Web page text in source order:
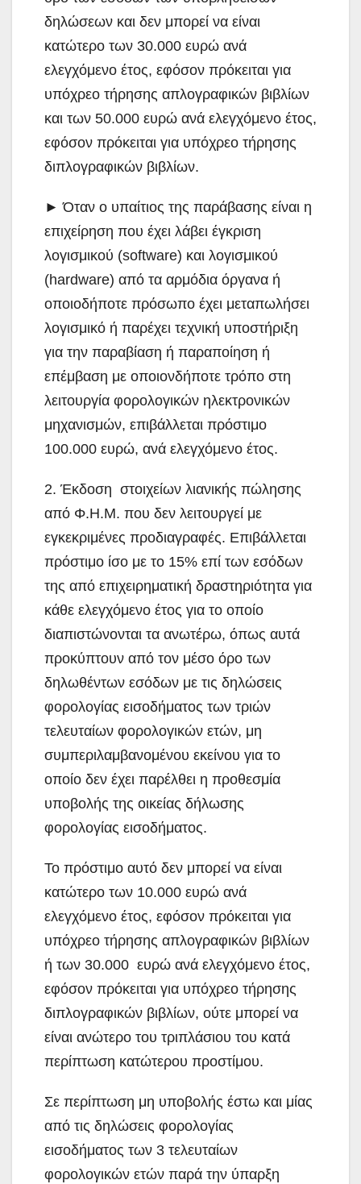
δηλώσεων και δεν μπορεί να είναι
κατώτερο των 30.000 ευρώ ανά
ελεγχόμενο έτος, εφόσον πρόκειται για
υπόχρεο τήρησης απλογραφικών βιβλίων
και των 50.000 ευρώ ανά ελεγχόμενο έτος,
εφόσον πρόκειται για υπόχρεο τήρησης
διπλογραφικών βιβλίων.
► Όταν ο υπαίτιος της παράβασης είναι η
επιχείρηση που έχει λάβει έγκριση
λογισμικού (software) και λογισμικού
(hardware) από τα αρμόδια όργανα ή
οποιοδήποτε πρόσωπο έχει μεταπωλήσει
λογισμικό ή παρέχει τεχνική υποστήριξη
για την παραβίαση ή παραποίηση ή
επέμβαση με οποιονδήποτε τρόπο στη
λειτουργία φορολογικών ηλεκτρονικών
μηχανισμών, επιβάλλεται πρόστιμο
100.000 ευρώ, ανά ελεγχόμενο έτος.
2. Έκδοση στοιχείων λιανικής πώλησης
από Φ.Η.Μ. που δεν λειτουργεί με
εγκεκριμένες προδιαγραφές. Επιβάλλεται
πρόστιμο ίσο με το 15% επί των εσόδων
της από επιχειρηματική δραστηριότητα για
κάθε ελεγχόμενο έτος για το οποίο
διαπιστώνονται τα ανωτέρω, όπως αυτά
προκύπτουν από τον μέσο όρο των
δηλωθέντων εσόδων με τις δηλώσεις
φορολογίας εισοδήματος των τριών
τελευταίων φορολογικών ετών, μη
συμπεριλαμβανομένου εκείνου για το
οποίο δεν έχει παρέλθει η προθεσμία
υποβολής της οικείας δήλωσης
φορολογίας εισοδήματος.
Το πρόστιμο αυτό δεν μπορεί να είναι
κατώτερο των 10.000 ευρώ ανά
ελεγχόμενο έτος, εφόσον πρόκειται για
υπόχρεο τήρησης απλογραφικών βιβλίων
ή των 30.000 ευρώ ανά ελεγχόμενο έτος,
εφόσον πρόκειται για υπόχρεο τήρησης
διπλογραφικών βιβλίων, ούτε μπορεί να
είναι ανώτερο του τριπλάσιου του κατά
περίπτωση κατώτερου προστίμου.
Σε περίπτωση μη υποβολής έστω και μίας
από τις δηλώσεις φορολογίας
εισοδήματος των 3 τελευταίων
φορολογικών ετών παρά την ύπαρξη